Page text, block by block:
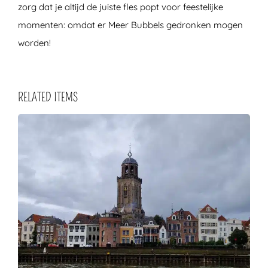
zorg dat je altijd de juiste fles popt voor feestelijke
momenten: omdat er Meer Bubbels gedronken mogen
worden!
RELATED ITEMS